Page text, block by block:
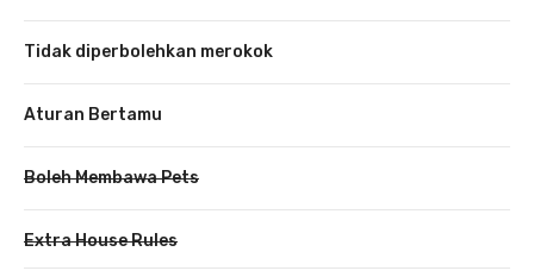
Tidak diperbolehkan merokok
Aturan Bertamu
Boleh Membawa Pets
Extra House Rules